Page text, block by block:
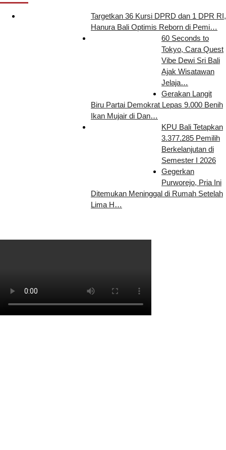
Targetkan 36 Kursi DPRD dan 1 DPR RI,
Hanura Bali Optimis Reborn di Pemi…
60 Seconds to
Tokyo, Cara Quest
Vibe Dewi Sri Bali
Ajak Wisatawan
Jelaja…
Gerakan Langit
Biru Partai Demokrat Lepas 9.000 Benih
Ikan Mujair di Dan…
KPU Bali Tetapkan
3.377.285 Pemilih
Berkelanjutan di
Semester I 2026
Gegerkan
Purworejo, Pria Ini
Ditemukan Meninggal di Rumah Setelah
Lima H…